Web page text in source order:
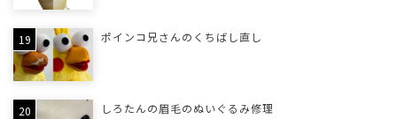
ポインコ兄さんのくちばし直し
しろたんの眉毛のぬいぐるみ修理